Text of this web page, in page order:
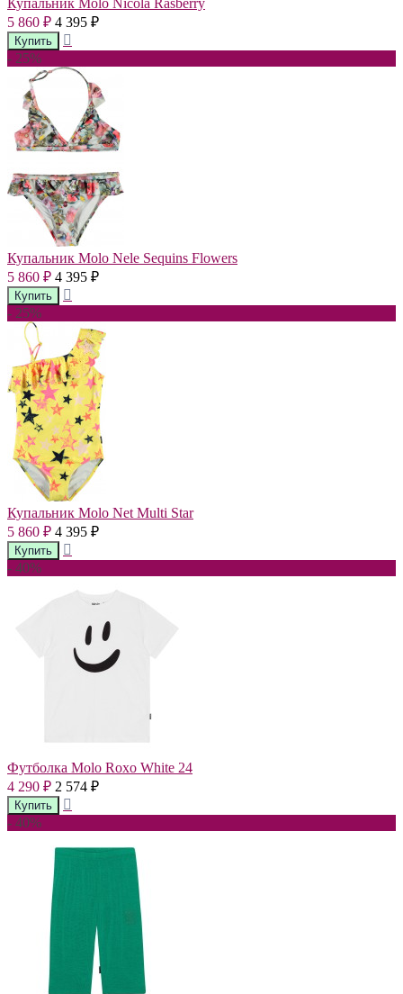
5 860 ₽ 4 395 ₽
- 25%
Купальник Molo Nele Sequins Flowers
5 860 ₽ 4 395 ₽
- 25%
Купальник Molo Net Multi Star
5 860 ₽ 4 395 ₽
- 40%
Футболка Molo Roxo White 24
4 290 ₽ 2 574 ₽
- 40%